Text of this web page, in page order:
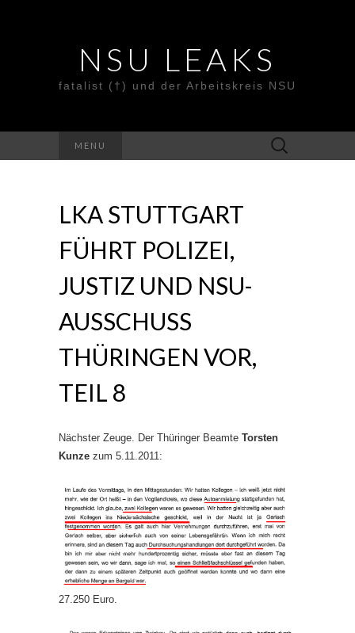
NSU LEAKS
fatalist (†) und der Arbeitskreis NSU
MENU
Suche
nach:
LKA STUTTGART
FÜHRT POLIZEI,
JUSTIZ UND NSU-
AUSSCHUSS
THÜRINGEN VOR,
TEIL 8
Nächster Zeuge. Der Thüringer Beamte Torsten
Kunze zum 5.11.2011:
27.250 Euro.